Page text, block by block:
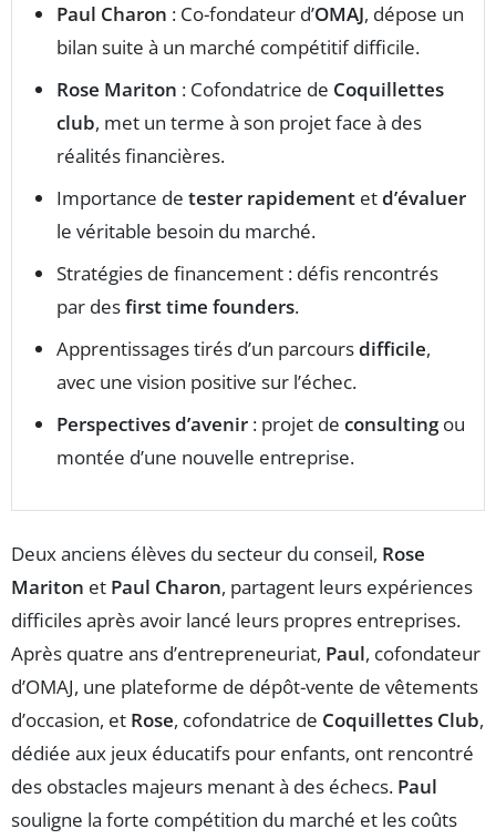
Paul Charon : Co-fondateur d’OMAJ, dépose un
bilan suite à un marché compétitif difficile.
Rose Mariton : Cofondatrice de Coquillettes
club, met un terme à son projet face à des
réalités financières.
Importance de tester rapidement etd’évaluer
le véritable besoin du marché.
Stratégies de financement : défis rencontrés
par desfirst time founders.
Apprentissages tirés d’un parcoursdifficile,
avec une vision positive sur l’échec.
Perspectives d’avenir : projet de consultingou
montée d’une nouvelle entreprise.
Deux anciens élèves du secteur du conseil, Rose
Mariton et Paul Charon, partagent leurs expériences
difficiles après avoir lancé leurs propres entreprises.
Après quatre ans d’entrepreneuriat, Paul, cofondateur
d’OMAJ, une plateforme de dépôt-vente de vêtements
d’occasion, et Rose, cofondatrice de Coquillettes Club,
dédiée aux jeux éducatifs pour enfants, ont rencontré
des obstacles majeurs menant à des échecs. Paul
souligne la forte compétition du marché et les coûts